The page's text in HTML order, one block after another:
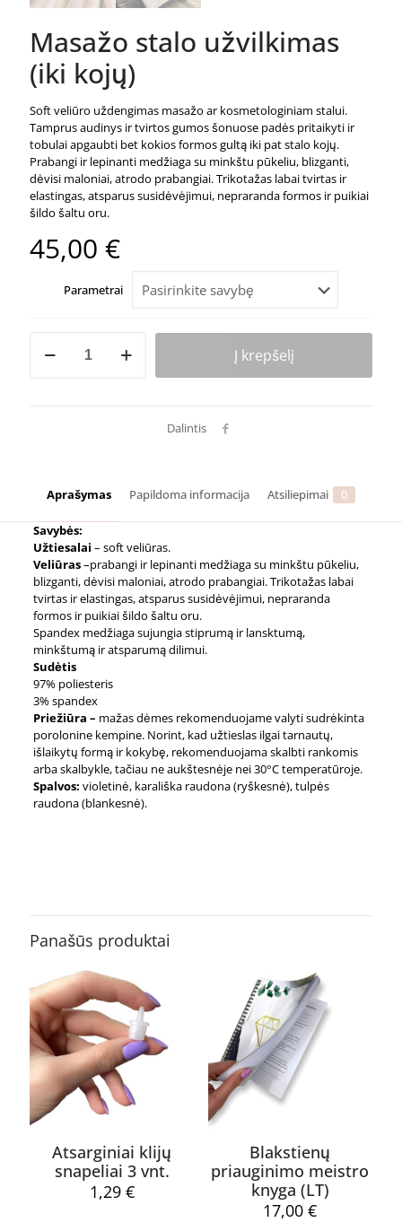
Masažo stalo užvilkimas
(iki kojų)
Soft veliūro uždengimas masažo ar kosmetologiniam stalui.
Tamprus audinys ir tvirtos gumos šonuose padės pritaikyti ir
tobulai apgaubti bet kokios formos gultą iki pat stalo kojų.
Prabangi ir lepinanti medžiaga su minkštu pūkeliu, blizganti,
dėvisi maloniai, atrodo prabangiai. Trikotažas labai tvirtas ir
elastingas, atsparus susidėvėjimui, nepraranda formos ir puikiai
šildo šaltu oru.
45,00 €
Parametrai
kiekis:
Į krepšelį
Dalintis
Aprašymas Papildoma informacija Atsiliepimai 0
Savybės:
Užtiesalai – soft veliūras.
Veliūras–prabangi ir lepinanti medžiaga su minkštu pūkeliu,
blizganti, dėvisi maloniai, atrodo prabangiai. Trikotažas labai
tvirtas ir elastingas, atsparus susidėvėjimui, nepraranda
formos ir puikiai šildo šaltu oru.
Spandex medžiaga sujungia stiprumą ir lansktumą,
minkštumą ir atsparumą dilimui.
Sudėtis
97% poliesteris
3% spandex
Priežiūra – mažas dėmes rekomenduojame valyti sudrėkinta
porolonine kempine. Norint, kad užtieslas ilgai tarnautų,
išlaikytų formą ir kokybę, rekomenduojama skalbti rankomis
arba skalbykle, tačiau ne aukštesnėje nei 30°C temperatūroje.
Spalvos: violetinė, karališka raudona (ryškesnė), tulpės
raudona (blankesnė).
užvilkimas (iki kojų)”
El. pašto adresas nebus skelbiamas. Būtini laukeliai pažymėti
Jūsų įvertinimas*
1 iš 5
žvaigždučių
žvaigždučių
3 iš 5
žvaigždučių
Panašūs produktai
Atsarginiai klijų
snapeliai 3 vnt.
1,29 €
Blakstienų
priauginimo meistro
knyga (LT)
17,00€